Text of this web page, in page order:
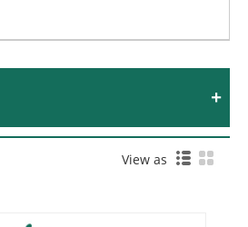
View as